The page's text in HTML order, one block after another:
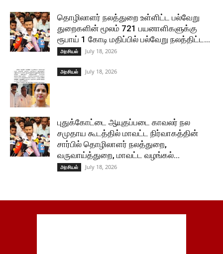
தொழிலாளர் நலத்துறை உள்ளிட்ட பல்வேறு
துறைகளின் மூலம் 721 பயனாளிகளுக்கு
ரூபாய் 1 கோடி மதிப்பில் பல்வேறு நலத்திட்ட...
அரசியல் July 18, 2026
அரசியல் July 18, 2026
புதுக்கோட்டை ஆயுதப்படை காவலர் நல
சமுதாய கூடத்தில் மாவட்ட நிர்வாகத்தின்
சார்பில் தொழிலாளர் நலத்துறை,
வருவாய்த்துறை, மாவட்ட வழங்கல்...
அரசியல் July 18, 2026